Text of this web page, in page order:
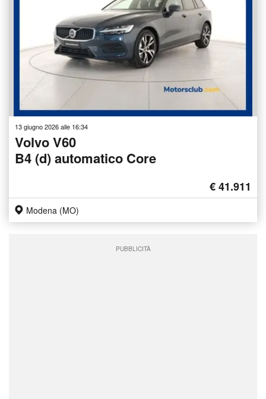
13 giugno 2026 alle 16:34
Volvo V60
B4 (d) automatico Core
€ 41.911
Modena (MO)
PUBBLICITÀ